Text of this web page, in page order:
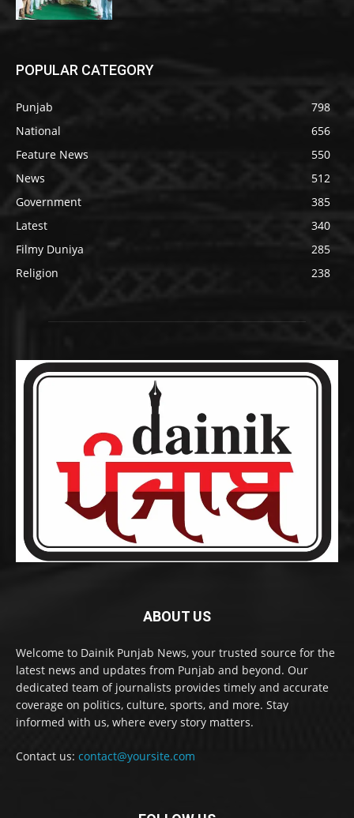
POPULAR CATEGORY
Punjab
798
National
656
Feature News
550
News
512
Government
385
Latest
340
Filmy Duniya
285
Religion
238
ABOUT US
Welcome to Dainik Punjab News, your trusted source for the
latest news and updates from Punjab and beyond. Our
dedicated team of journalists provides timely and accurate
coverage on politics, culture, sports, and more. Stay
informed with us, where every story matters.
Contact us: contact@yoursite.com